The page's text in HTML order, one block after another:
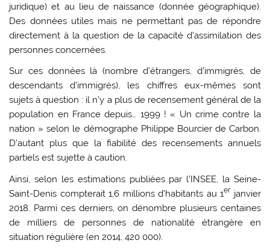
juridique) et au lieu de naissance (donnée géographique).
Des données utiles mais ne permettant pas de répondre
directement à la question de la capacité d’assimilation des
personnes concernées.
Sur ces données là (nombre d’étrangers, d’immigrés, de
descendants d’immigrés), les chiffres eux-mêmes sont
sujets à question : il n’y a plus de recensement général de la
population en France depuis… 1999 ! « Un crime contre la
nation » selon le démographe Philippe Bourcier de Carbon.
D’autant plus que la fiabilité des recensements annuels
partiels est sujette à caution.
Ainsi, selon les estimations publiées par l’INSEE, la Seine-
Saint-Denis compterait 1,6 millions d’habitants au 1er janvier
2018. Parmi ces derniers, on dénombre plusieurs centaines
de milliers de personnes de nationalité étrangère en
situation régulière (en 2014, 420 000).